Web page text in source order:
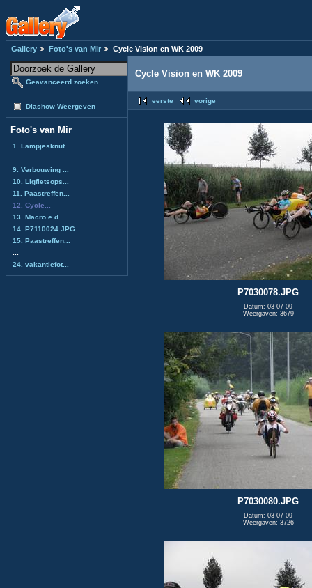
Gallery Foto's van Mir Cycle Vision en WK 2009
Geavanceerd zoeken
Diashow Weergeven
Foto's van Mir
1. Lampjesknut...
9. Verbouwing ...
10. Ligfietsops...
11. Paastreffen...
12. Cycle...
13. Macro e.d.
14. P7110024.JPG
15. Paastreffen...
24. vakantiefot...
Cycle Vision en WK 2009
eerste vorige
P7030078.JPG
Datum: 03-07-09
Weergaven: 3679
P7030080.JPG
Datum: 03-07-09
Weergaven: 3726